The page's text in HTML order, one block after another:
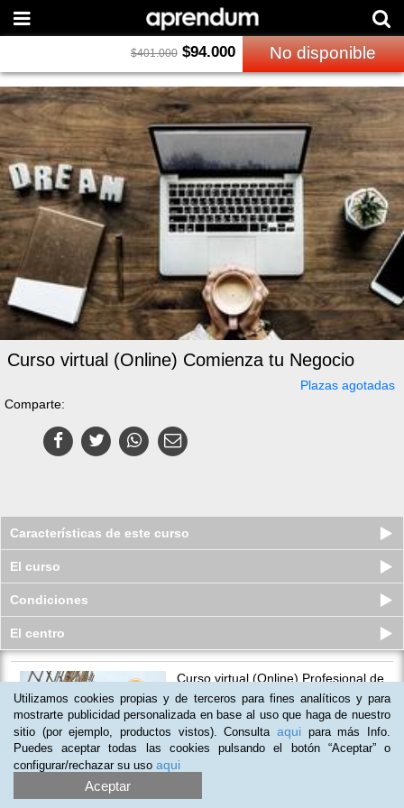
$401.000 $94.000 No disponible
Curso virtual (Online) Comienza tu Negocio
Plazas agotadas
Comparte:
Características de este curso
El curso
Condiciones
El centro
Curso virtual (Online) Profesional de
Ferrallista
Cupos disponibles
459.000 $299.000
Utilizamos cookies propias y de terceros para fines analíticos y para
mostrarte publicidad personalizada en base al uso que haga de nuestro
sitio (por ejemplo, productos vistos). Consulta aqui para más Info.
Puedes aceptar todas las cookies pulsando el botón “Aceptar” o
configurar/rechazar su uso aqui
Aceptar